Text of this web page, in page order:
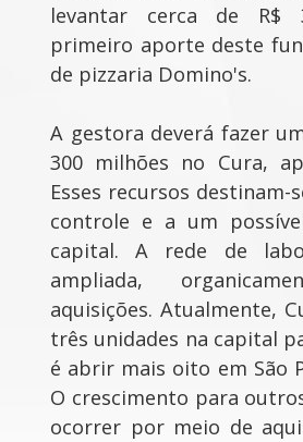
levantar cerca de R$
primeiro aporte deste
de pizzaria Domino's.
A gestora deverá fazer
300 milhões no Cura,
Esses recursos destinam-
controle e a um
capital. A rede de
ampliada,
aquisições. Atualmente,
três unidades na capital
é abrir mais oito em São
O crescimento para
ocorrer por meio de